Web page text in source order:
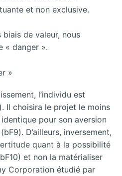
et non exclusive.
de valeur, nous
« danger ».
»
l’individu est
Il choisira le projet le moins
pour son aversion
D’ailleurs, inversement,
quant à la possibilité
et non la matérialiser
Corporation étudié par